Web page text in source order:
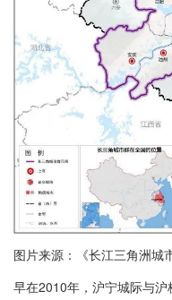
图片来源：《长江三角洲城
早在2010年，沪宁城际与